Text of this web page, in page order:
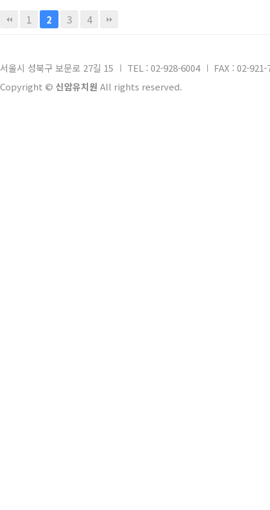
1 2 3 4
서울시 성북구 보문로 27길 15 TEL : 02-928-6004
FAX : 02-921-
Copyright © 신암유치원 All rights reserved.